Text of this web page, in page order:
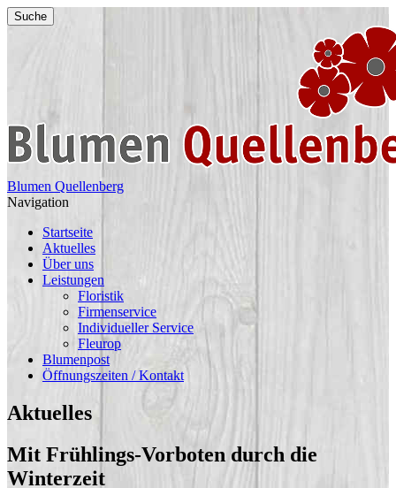
Suche
Blumen Quellenberg
Navigation
Startseite
Aktuelles
Über uns
Leistungen
Floristik
Firmenservice
Individueller Service
Fleurop
Blumenpost
Öffnungszeiten / Kontakt
Aktuelles
Mit Frühlings-Vorboten durch die
Winterzeit